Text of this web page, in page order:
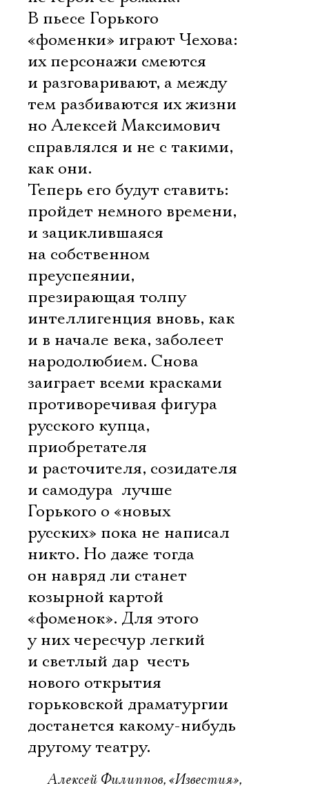
В пьесе Горького
«фоменки» играют Чехова:
их персонажи смеются
и разговаривают, а между
тем разбиваются их жизни 
но Алексей Максимович
справлялся и не с такими,
как они.
Теперь его будут ставить:
пройдет немного времени,
и зациклившаяся
на собственном
преуспеянии,
презирающая толпу
интеллигенция вновь, как
и в начале века, заболеет
народолюбием. Снова
заиграет всеми красками
противоречивая фигура
русского купца,
приобретателя
и расточителя, созидателя
и самодура  лучше
Горького о «новых
русских» пока не написал
никто. Но даже тогда
он навряд ли станет
козырной картой
«фоменок». Для этого
у них чересчур легкий
и светлый дар  честь
нового открытия
горьковской драматургии
достанется какому-нибудь
другому театру.
Алексей Филиппов, «Известия»,